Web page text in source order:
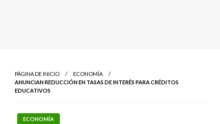
PÁGINA DE INICIO
ECONOMÍA
ANUNCIAN REDUCCIÓN EN TASAS DE INTERÉS PARA CRÉDITOS
EDUCATIVOS
ECONOMÍA